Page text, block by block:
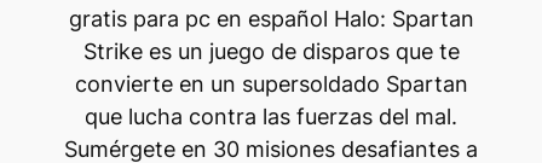
gratis para pc en español Halo: Spartan
Strike es un juego de disparos que te
convierte en un supersoldado Spartan
que lucha contra las fuerzas del mal.
Sumérgete en 30 misiones desafiantes a